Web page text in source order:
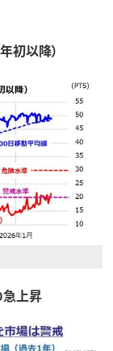
初以降）
急上昇